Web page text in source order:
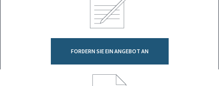
FORDERN SIE EIN ANGEBOT AN